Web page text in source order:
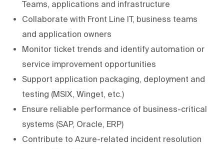
Teams, applications and infrastructure
Collaborate with Front Line IT, business teams
and application owners
Monitor ticket trends and identify automation or
service improvement opportunities
Support application packaging, deployment and
testing (MSIX, Winget, etc.)
Ensure reliable performance of business-critical
systems (SAP, Oracle, ERP)
Contribute to Azure-related incident resolution